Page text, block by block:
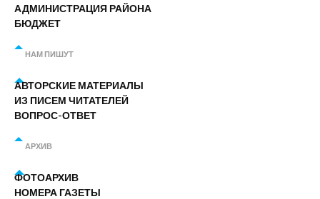
АДМИНИСТРАЦИЯ РАЙОНА
БЮДЖЕТ
НАМ ПИШУТ
АВТОРСКИЕ МАТЕРИАЛЫ
ИЗ ПИСЕМ ЧИТАТЕЛЕЙ
ВОПРОС-ОТВЕТ
АРХИВ
ФОТОАРХИВ
НОМЕРА ГАЗЕТЫ